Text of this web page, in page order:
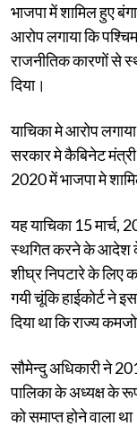
भाजपा में शामिल हुए
आरोप लगाया कि
राजनीतिक कारणों से
दिया।
याचिका मे आरोप
सरकार मे कैबिनेट मंत्री
2020 में भाजपा मे
यह याचिका 15 मार्च,
स्थगित करने के आदेश
शीघ्र निपटारे के लिए
गयी चूंकि हाईकोर्ट ने
दिया था कि राज्य
सौमेन्दु अधिकारी ने
पालिका के अध्यक्ष के
को समाप्त होने वाला